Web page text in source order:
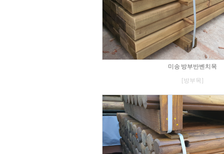
미송 방부반벤치목
[방부목]